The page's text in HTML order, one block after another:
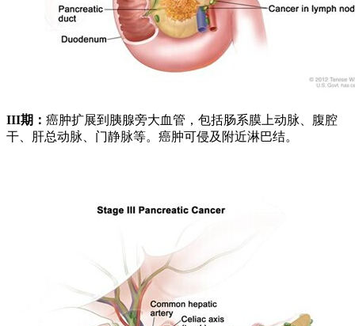
III期： 癌肿扩展到胰腺旁大血管，包括肠系膜上动脉、腹腔
干、肝总动脉、门静脉等。癌肿可侵及附近淋巴结。